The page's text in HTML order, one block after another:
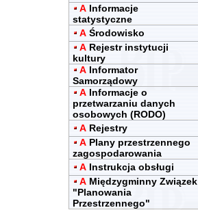
A Informacje
statystyczne
A Środowisko
A Rejestr instytucji
kultury
A Informator
Samorządowy
A Informacje o
przetwarzaniu danych
osobowych (RODO)
A Rejestry
A Plany przestrzennego
zagospodarowania
A Instrukcja obsługi
A Międzygminny Związek
"Planowania
Przestrzennego"